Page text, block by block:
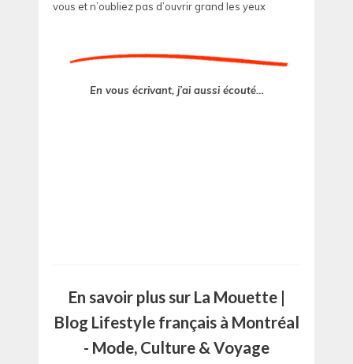
vous et n’oubliez pas d’ouvrir grand les yeux
En vous écrivant, j’ai aussi écouté…
En savoir plus sur La Mouette |
Blog Lifestyle français à Montréal
- Mode, Culture & Voyage